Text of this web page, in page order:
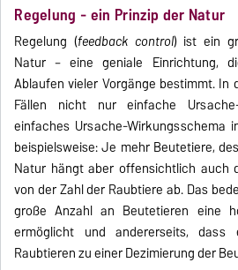
Regelung - ein Prinzip der Natur
Regelung (feedback control) ist ein
Natur – eine geniale Einrichtung,
Ablaufen vieler Vorgänge bestimmt. In
Fällen nicht nur einfache
einfaches Ursache-Wirkungsschema
beispielsweise: Je mehr Beutetiere,
Natur hängt aber offensichtlich auch
von der Zahl der Raubtiere ab. Das
große Anzahl an Beutetieren eine
ermöglicht und andererseits,
Raubtieren zu einer Dezimierung der